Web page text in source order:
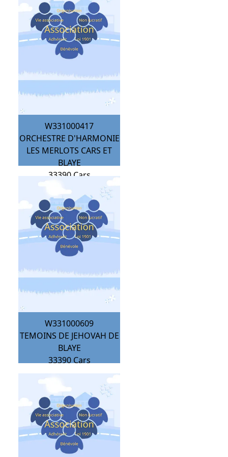
W331000417
ORCHESTRE D'HARMONIE
LES MERLOTS CARS ET
BLAYE
33390 Cars
W331000609
TEMOINS DE JEHOVAH DE
BLAYE
33390 Cars